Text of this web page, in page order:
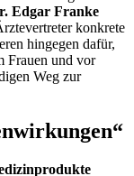
Edgar Franke
konkrete
hingegen dafür,
Frauen und vor
Weg zur